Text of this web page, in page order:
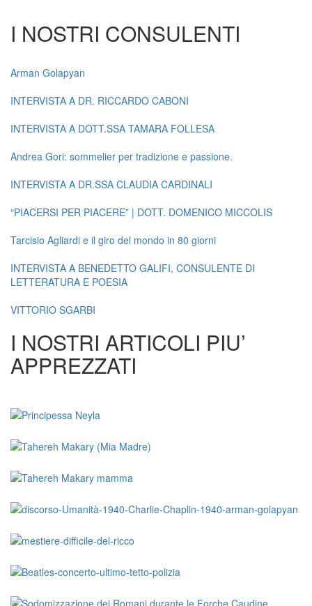
I NOSTRI CONSULENTI
Arman Golapyan
INTERVISTA A DR. RICCARDO CABONI
INTERVISTA A DOTT.SSA TAMARA FOLLESA
Andrea Gori: sommelier per tradizione e passione.
INTERVISTA A DR.SSA CLAUDIA CARDINALI
“PIACERSI PER PIACERE” | DOTT. DOMENICO MICCOLIS
Tarcisio Agliardi e il giro del mondo in 80 giorni
INTERVISTA A BENEDETTO GALIFI, CONSULENTE DI
LETTERATURA E POESIA
VITTORIO SGARBI
I NOSTRI ARTICOLI PIU’
APPREZZATI